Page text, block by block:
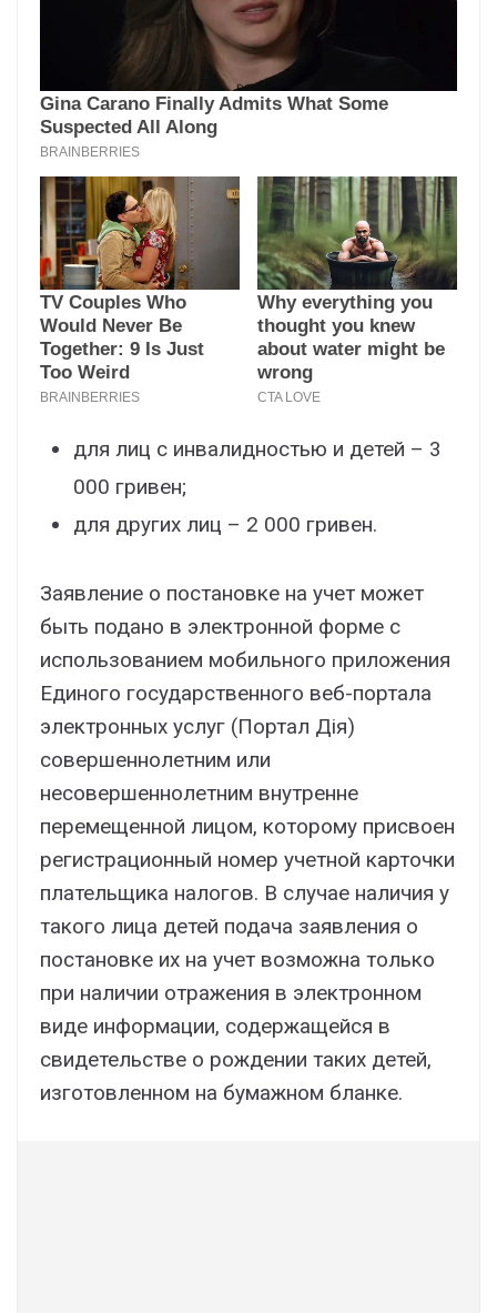
для лиц с инвалидностью и детей – 3
000 гривен;
для других лиц – 2 000 гривен.
Заявление о постановке на учет может
быть подано в электронной форме с
использованием мобильного приложения
Единого государственного веб-портала
электронных услуг (Портал Дія)
совершеннолетним или
несовершеннолетним внутренне
перемещенной лицом, которому присвоен
регистрационный номер учетной карточки
плательщика налогов. В случае наличия у
такого лица детей подача заявления о
постановке их на учет возможна только
при наличии отражения в электронном
виде информации, содержащейся в
свидетельстве о рождении таких детей,
изготовленном на бумажном бланке.